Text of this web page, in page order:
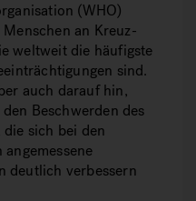
(WHO)
an Kreuz-
weltweit die häufigste
sind.
auch darauf hin,
Beschwerden des
sich bei den
deutlich verbessern